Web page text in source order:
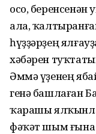
осо,
ала,
һүҙҙәрҙең
хәбәрен
Әммә үҙенең
генә башлаған
ҡарашы
фәҡәт шым